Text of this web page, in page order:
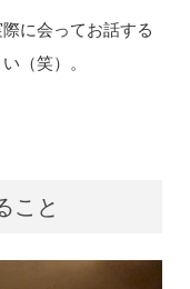
に会ってお話する
（笑）。
こと